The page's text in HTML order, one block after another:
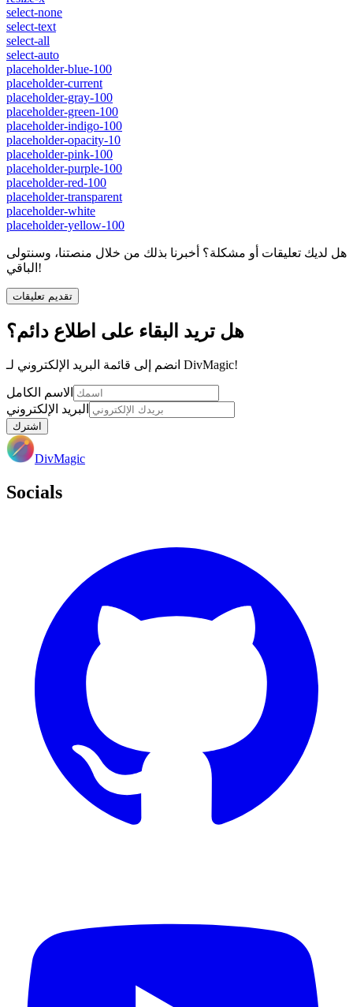
select-none
select-text
select-all
select-auto
placeholder-blue-100
placeholder-current
placeholder-gray-100
placeholder-green-100
placeholder-indigo-100
placeholder-opacity-10
placeholder-pink-100
placeholder-purple-100
placeholder-red-100
placeholder-transparent
placeholder-white
placeholder-yellow-100
هل لديك تعليقات أو مشكلة؟ أخبرنا بذلك من خلال منصتنا، وسنتولى
الباقي!
تقديم تعليقات
هل تريد البقاء على اطلاع دائم؟
انضم إلى قائمة البريد الإلكتروني لـ DivMagic!
الاسم الكامل
البريد الإلكتروني
اشترك
DivMagic
Socials